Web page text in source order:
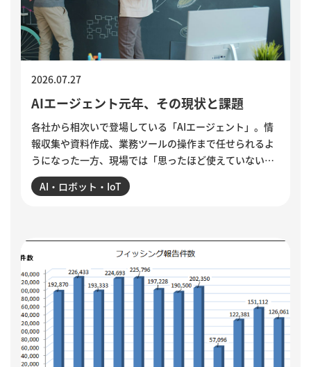
AIエージェント元年、その現状と課題
2026.07.27
各社から相次いで登場している「AIエージェント」。情
報収集や資料作成、業務ツールの操作まで任せられるよ
うになった一方、現場では「思ったほど使えていない」
という声も聞かれます。各社のAIエージェント機能を紹
介するとともに、導入がうまくいかない5つの理由を整
ます。
AI・ロボット・IoT